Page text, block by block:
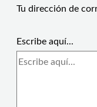
Tu dirección de
Escribe aquí...